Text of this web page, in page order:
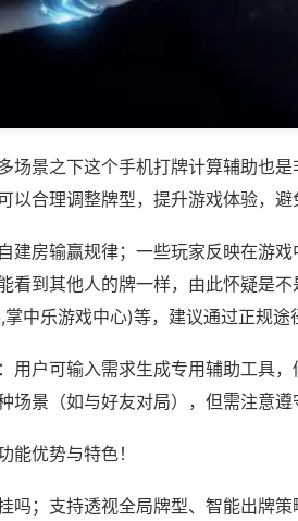
场景之下这个手机打牌计算辅助也
以合理调整牌型，提升游戏体验，避
建房输赢规律；一些玩家反映在游
看到其他人的牌一样，由此怀疑是
中乐游戏中心)等，建议通过正规途
用户可输入需求生成专用辅助工具
场景（如与好友对局），但需注意遵
能优势与特色！
吗；支持透视全局牌型、智能出牌